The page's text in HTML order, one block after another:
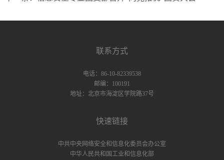
联系方式
电话：86-10-82339538
邮编：100191
地址：北京市海淀区学院路37号
快速链接
中共中央网络安全和信息化委员会办公室
中华人民共和国工业和信息化部